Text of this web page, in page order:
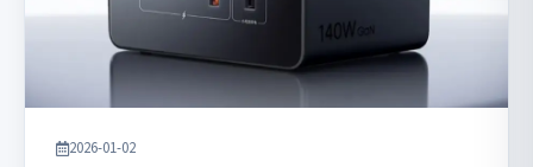
2026-01-02